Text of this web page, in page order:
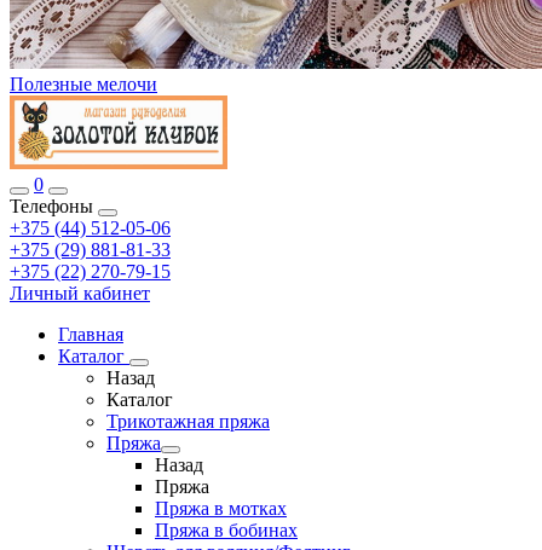
Полезные мелочи
0
Телефоны
+375 (44) 512-05-06
+375 (29) 881-81-33
+375 (22) 270-79-15
Личный кабинет
Главная
Каталог
Назад
Каталог
Трикотажная пряжа
Пряжа
Назад
Пряжа
Пряжа в мотках
Пряжа в бобинах